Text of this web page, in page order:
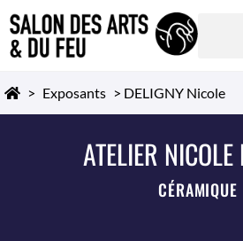
> Exposants > DELIGNY Nicole
ATELIER
CÉRAMIQUE